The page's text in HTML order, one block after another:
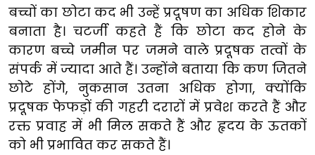
बच्चों का छोटा कद भी उन्हें प्रदूषण का अधिक शिकार
बनाता है। चटर्जी कहते हैं कि छोटा कद होने के
कारण बच्चे जमीन पर जमने वाले प्रदूषक तत्वों के
संपर्क में ज्यादा आते हैं। उन्होंने बताया कि कण जितने
छोटे होंगे, नुकसान उतना अधिक होगा, क्योंकि
प्रदूषक फेफड़ों की गहरी दरारों में प्रवेश करते हैं और
रक्त प्रवाह में भी मिल सकते हैं और हृदय के ऊतकों
को भी प्रभावित कर सकते हैं।